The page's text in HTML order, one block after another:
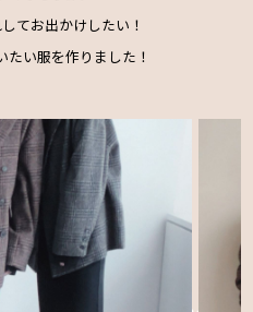
てお出かけしたい！
たい服を作りました！